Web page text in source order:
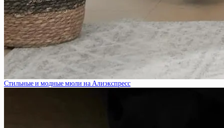
Стильные и модные мюли на Алиэкспресс